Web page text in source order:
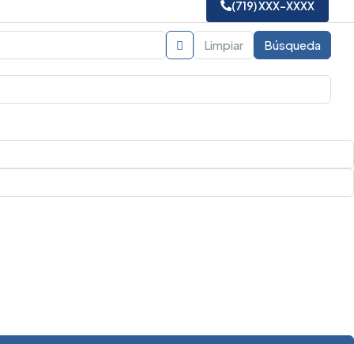
(719) XXX-XXXX
Limpiar Búsqueda